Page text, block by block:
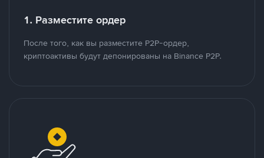
1. Разместите ордер
После того, как вы разместите P2P-ордер,
криптоактивы будут депонированы на Binance P2P.